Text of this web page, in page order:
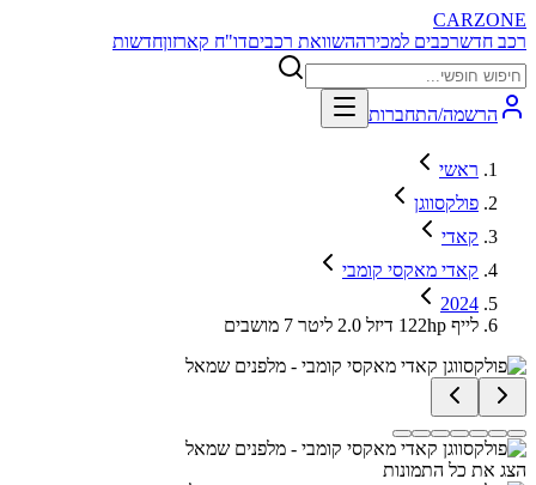
CARZONE
רכב חדשרכבים למכירההשוואת רכביםדו"ח קארזוןחדשות
הרשמה/התחברות
ראשי
פולקסווגן
קאדי
קאדי מאקסי קומבי
2024
לייף 122hp דיזל 2.0 ליטר 7 מושבים
הצג את כל התמונות